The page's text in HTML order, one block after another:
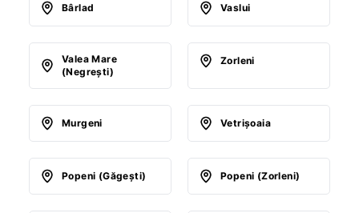
Bârlad Vaslui
Valea Mare
(Negreşti)
Zorleni
Murgeni Vetrişoaia
Popeni (Găgeşti) Popeni (Zorleni)